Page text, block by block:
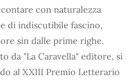
con naturalezza
di indiscutibile fascino,
sin dalle prime righe.
da "La Caravella" editore, si
al XXIII Premio Letterario